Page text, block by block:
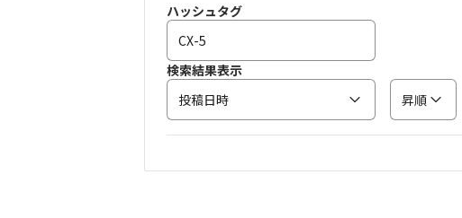
ハッシュタグ
検索結果表示
投稿日時
昇順